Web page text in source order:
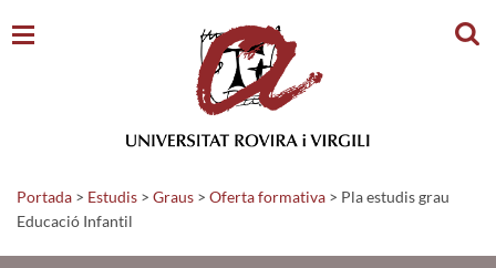
Portada > Estudis > Graus > Oferta formativa > Pla estudis grau
Educació Infantil